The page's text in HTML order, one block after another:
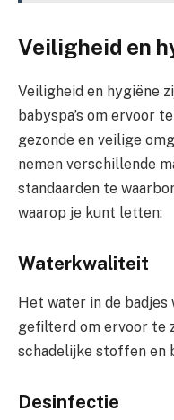
Veiligheid en
Veiligheid en hygiëne
babyspa’s om ervoor
gezonde en veilige
nemen verschillende
standaarden te
waarop je kunt letten:
Waterkwaliteit
Het water in de
gefilterd om ervoor te
schadelijke stoffen en
Desinfectie